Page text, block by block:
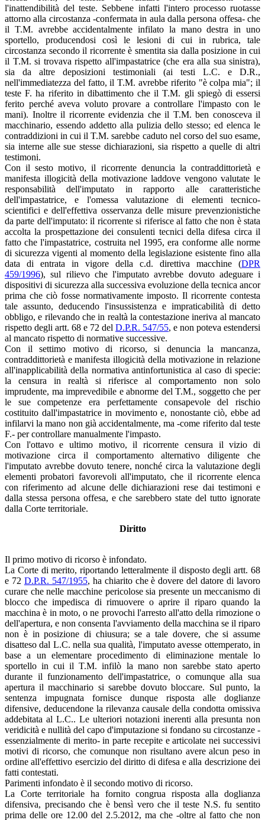
l'inattendibilità del teste. Sebbene infatti l'intero processo ruotasse
attorno alla circostanza -confermata in aula dalla persona offesa- che
il T.M. avrebbe accidentalmente infilato la mano destra in uno
sportello, producendosi così le lesioni di cui in rubrica, tale
circostanza secondo il ricorrente è smentita sia dalla posizione in cui
il T.M. si trovava rispetto all'impastatrice (che era alla sua sinistra),
sia da altre deposizioni testimoniali (ai testi L.C. e D.R.,
nell'immediatezza del fatto, il T.M. avrebbe riferito "è colpa mia"; il
teste F. ha riferito in dibattimento che il T.M. gli spiegò di essersi
ferito perché aveva voluto provare a controllare l'impasto con le
mani). Inoltre il ricorrente evidenzia che il T.M. ben conosceva il
macchinario, essendo addetto alla pulizia dello stesso; ed elenca le
contraddizioni in cui il T.M. sarebbe caduto nel corso del suo esame,
sia interne alle sue stesse dichiarazioni, sia rispetto a quelle di altri
testimoni.
Con il sesto motivo, il ricorrente denuncia la contraddittorietà e
manifesta illogicità della motivazione laddove vengono valutate le
responsabilità dell'imputato in rapporto alle caratteristiche
dell'impastatrice, e l'omessa valutazione di elementi tecnico-
scientifici e dell'effettiva osservanza delle misure prevenzionistiche
da parte dell'imputato: il ricorrente si riferisce al fatto che non è stata
accolta la prospettazione dei consulenti tecnici della difesa circa il
fatto che l'impastatrice, costruita nel 1995, era conforme alle norme
di sicurezza vigenti al momento della legislazione esistente fino alla
data di entrata in vigore della c.d. direttiva macchine (DPR
459/1996), sul rilievo che l'imputato avrebbe dovuto adeguare i
dispositivi di sicurezza alla successiva evoluzione della tecnica ancor
prima che ciò fosse normativamente imposto. Il ricorrente contesta
tale assunto, deducendo l'insussistenza e impraticabilità di detto
obbligo, e rilevando che in realtà la contestazione ineriva al mancato
rispetto degli artt. 68 e 72 del D.P.R. 547/55, e non poteva estendersi
al mancato rispetto di normative successive.
Con il settimo motivo di ricorso, si denuncia la mancanza,
contraddittorietà e manifesta illogicità della motivazione in relazione
all'inapplicabilità della normativa antinfortunistica al caso di specie:
la censura in realtà si riferisce al comportamento non solo
imprudente, ma imprevedibile e abnorme del T.M., soggetto che per
le sue competenze era perfettamente consapevole del rischio
costituito dall'impastatrice in movimento e, nonostante ciò, ebbe ad
infilarvi la mano non già accidentalmente, ma -come riferito dal teste
F.- per controllare manualmente l'impasto.
Con l'ottavo e ultimo motivo, il ricorrente censura il vizio di
motivazione circa il comportamento alternativo diligente che
l'imputato avrebbe dovuto tenere, nonché circa la valutazione degli
elementi probatori favorevoli all'imputato, che il ricorrente elenca
con riferimento ad alcune delle dichiarazioni rese dai testimoni e
dalla stessa persona offesa, e che sarebbero state del tutto ignorate
dalla Corte territoriale.
Diritto
Il primo motivo di ricorso è infondato.
La Corte di merito, riportando letteralmente il disposto degli artt. 68
e 72 D.P.R. 547/1955, ha chiarito che è dovere del datore di lavoro
curare che nelle macchine pericolose sia presente un meccanismo di
blocco che impedisca di rimuovere o aprire il riparo quando la
macchina è in moto, o ne provochi l'arresto all'atto della rimozione o
dell'apertura, e non consenta l'avviamento della macchina se il riparo
non è in posizione di chiusura; se a tale dovere, che si assume
disatteso dal L.C. nella sua qualità, l'imputato avesse ottemperato, in
base a un elementare procedimento di eliminazione mentale lo
sportello in cui il T.M. infilò la mano non sarebbe stato aperto
durante il funzionamento dell'impastatrice, o comunque alla sua
apertura il macchinario si sarebbe dovuto bloccare. Sul punto, la
sentenza impugnata fornisce dunque risposta alle doglianze
difensive, deducendone la rilevanza causale della condotta omissiva
addebitata al L.C.. Le ulteriori notazioni inerenti alla presunta non
veridicità e nullità del capo d'imputazione si fondano su circostanze -
essenzialmente di merito- in parte recepite e articolate nei successivi
motivi di ricorso, che comunque non risultano avere alcun peso in
ordine all'effettivo esercizio del diritto di difesa e alla descrizione dei
fatti contestati.
Parimenti infondato è il secondo motivo di ricorso.
La Corte territoriale ha fornito congrua risposta alla doglianza
difensiva, precisando che è bensì vero che il teste N.S. fu sentito
prima delle ore 12.00 del 2.5.2012, ma che -oltre al fatto che non